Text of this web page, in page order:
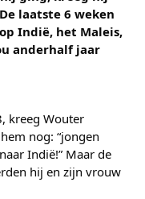
laatste 6 weken
Indië, het Maleis,
anderhalf jaar
kreeg Wouter
nog: “jongen
Indië!” Maar de
hij en zijn vrouw